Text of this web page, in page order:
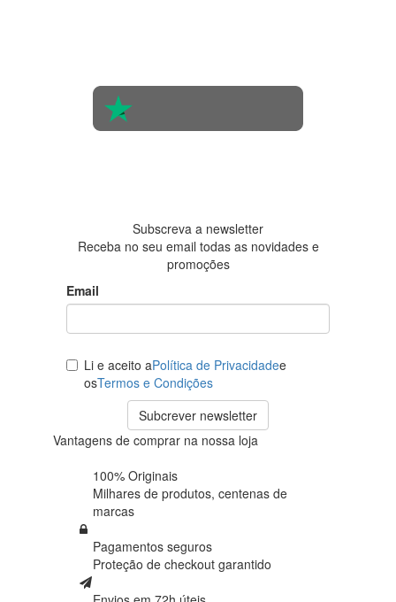
Subscreva a newsletter
Receba no seu email todas as novidades e
promoções
Email
Li e aceito aPolítica de Privacidadee
osTermos e Condições
Subcrever newsletter
Vantagens de comprar na nossa loja
100% Originais
Milhares de produtos, centenas de
marcas
Pagamentos seguros
Proteção de checkout garantido